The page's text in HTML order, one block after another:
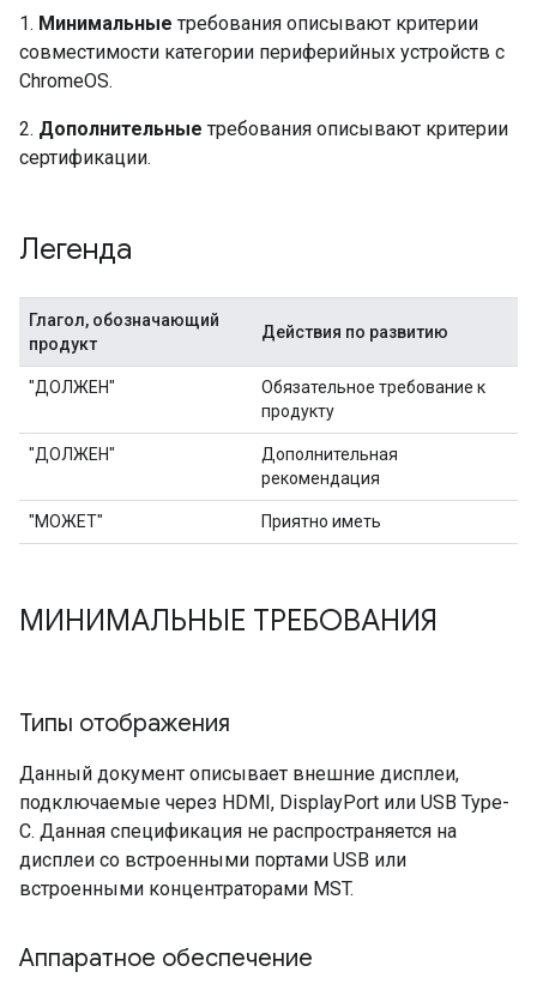
1. Минимальные требования описывают критерии
совместимости категории периферийных устройств с
ChromeOS.
2. Дополнительные требования описывают критерии
сертификации.
Легенда
Глагол, обозначающий
продукт
Действия по развитию
"ДОЛЖЕН"
Обязательное требование к
продукту
"ДОЛЖЕН"
Дополнительная
рекомендация
"МОЖЕТ" Приятно иметь
МИНИМАЛЬНЫЕ ТРЕБОВАНИЯ
Типы отображения
Данный документ описывает внешние дисплеи,
подключаемые через HDMI, DisplayPort или USB Type-
C. Данная спецификация не распространяется на
дисплеи со встроенными портами USB или
встроенными концентраторами MST.
Аппаратное обеспечение